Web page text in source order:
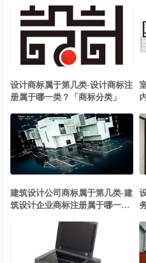
设计商标属于第几类-设计商标注
册属于哪一类？「商标分类」
建筑设计公司商标属于第几类-建
筑设计企业商标注册属于哪一